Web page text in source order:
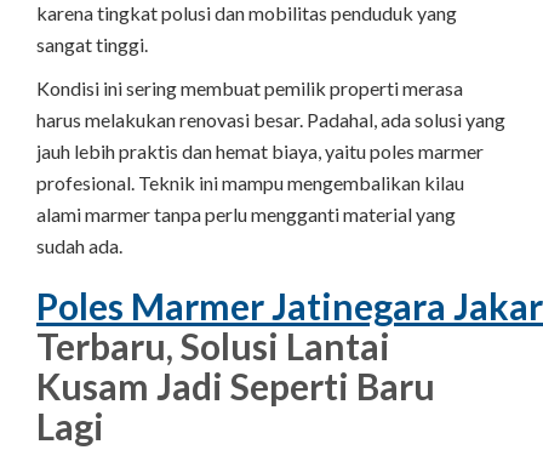
karena tingkat polusi dan mobilitas penduduk yang
sangat tinggi.
Kondisi ini sering membuat pemilik properti merasa
harus melakukan renovasi besar. Padahal, ada solusi yang
jauh lebih praktis dan hemat biaya, yaitu poles marmer
profesional. Teknik ini mampu mengembalikan kilau
alami marmer tanpa perlu mengganti material yang
sudah ada.
Poles Marmer Jatinegara
Terbaru, Solusi Lantai
Kusam Jadi Seperti Baru
Lagi